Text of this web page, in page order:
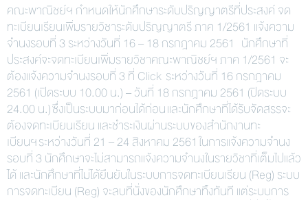
คณะพาณิชย์ฯ กำหนดให้นักศึกษาระดับปริญญาตรีที่ประสงค์ จด
ทะเบียนเรียนเพิ่มรายวิชาระดับปริญญาตรี ภาค 1/2561 แจ้งความ
จำนงรอบที่ 3 ระหว่างวันที่ 16 – 18 กรกฎาคม 2561 นักศึกษาที่
ประสงค์จะจดทะเบียนเพิ่มรายวิชาคณะพาณิชย์ฯ ภาค 1/2561 จะ
ต้องแจ้งความจำนงรอบที่ 3 ที่ Click ระหว่างวันที่ 16 กรกฎาคม
2561 (เปิดระบบ 10.00 น.) – วันที่ 18 กรกฎาคม 2561 (ปิดระบบ
24.00 น.) ซึ่งเป็นระบบมาก่อนได้ก่อน และนักศึกษาที่ได้รับจัดสรรจะ
ต้องจดทะเบียนเรียน และชำระเงินผ่านระบบของสำนักงานทะ
เบียนฯ ระหว่างวันที่ 21 – 24 สิงหาคม 2561 ในการแจ้งความจำนง
รอบที่ 3 นักศึกษาจะไม่สามารถแจ้งความจำนงในรายวิชาที่เต็มไปแล้ว
ได้ และนักศึกษาที่ไม่ได้ยืนยันในระบบการจดทะเบียนเรียน (Reg) ระบบ
การจดทะเบียน (Reg) จะลบที่นั่งของนักศึกษาทิ้งทันที แต่ระบบการ